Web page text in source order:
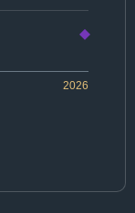
2026